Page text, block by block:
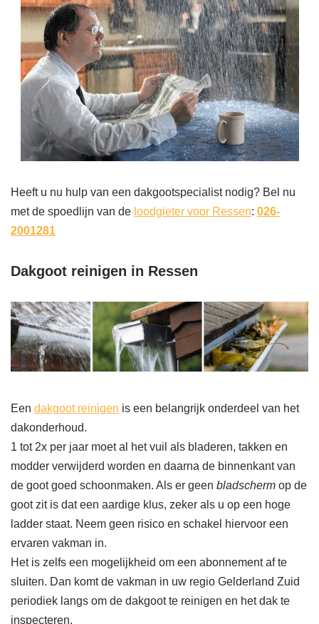
Heeft u nu hulp van een dakgootspecialist nodig? Bel nu
met de spoedlijn van de loodgieter voor Ressen: 026-
2001281
Dakgoot reinigen in Ressen
Een dakgoot reinigen is een belangrijk onderdeel van het
dakonderhoud.
1 tot 2x per jaar moet al het vuil als bladeren, takken en
modder verwijderd worden en daarna de binnenkant van
de goot goed schoonmaken. Als er geen bladscherm op de
goot zit is dat een aardige klus, zeker als u op een hoge
ladder staat. Neem geen risico en schakel hiervoor een
ervaren vakman in.
Het is zelfs een mogelijkheid om een abonnement af te
sluiten. Dan komt de vakman in uw regio Gelderland Zuid
periodiek langs om de dakgoot te reinigen en het dak te
inspecteren.